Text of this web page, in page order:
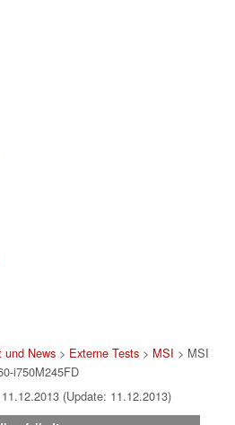
und News> Externe Tests> MSI > MSI
i750M245FD
(Update: 11.12.2013)